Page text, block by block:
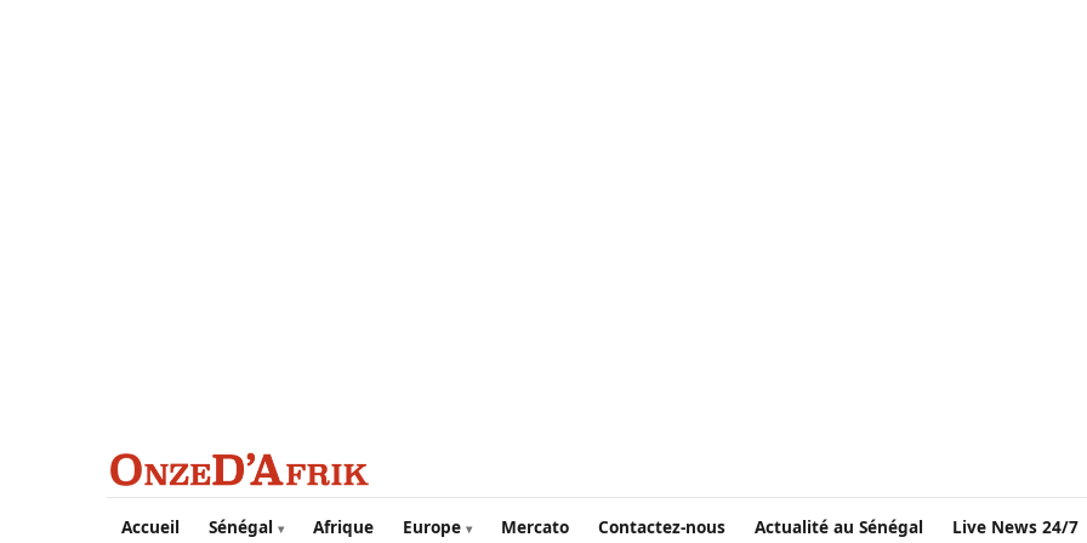
Aller au contenu principal
Accueil Sénégal Afrique Europe Mercato Contactez-nous Actualité au Sénégal Live News 24/7